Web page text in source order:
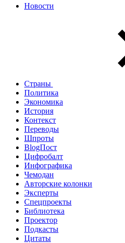
Новости
Страны
Политика
Экономика
История
Контекст
Переводы
Шпроты
BlogПост
Цифробалт
Инфографика
Чемодан
Авторские колонки
Эксперты
Спецпроекты
Библиотека
Проектор
Подкасты
Цитаты